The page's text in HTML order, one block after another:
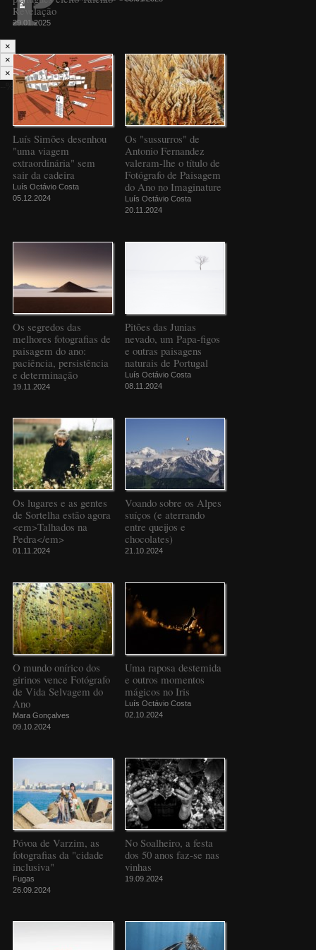
Revelação
29.01.2025
Luís Simões desenhou
"uma viagem
extraordinária" sem
sair da cadeira
Luís Octávio Costa
05.12.2024
Os "sussurros" de
Antonio Fernandez
valeram-lhe o título de
Fotógrafo de Paisagem
do Ano no Imaginature
Luís Octávio Costa
20.11.2024
Os segredos das
melhores fotografias de
paisagem do ano:
paciência, persistência
e determinação
19.11.2024
Pitões das Junias
nevado, um Papa-figos
e outras paisagens
naturais de Portugal
Luís Octávio Costa
08.11.2024
Os lugares e as gentes
de Sortelha estão agora
<em>Talhados na
Pedra</em>
01.11.2024
Voando sobre os Alpes
suíços (e aterrando
entre queijos e
chocolates)
21.10.2024
O mundo onírico dos
girinos vence Fotógrafo
de Vida Selvagem do
Ano
Mara Gonçalves
09.10.2024
Uma raposa destemida
e outros momentos
mágicos no Iris
Luís Octávio Costa
02.10.2024
Póvoa de Varzim, as
fotografias da "cidade
inclusiva"
Fugas
26.09.2024
No Soalheiro, a festa
dos 50 anos faz-se nas
vinhas
19.09.2024
×
×
×
--%>